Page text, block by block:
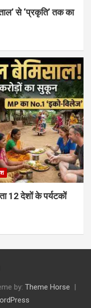
से ‘प्रकृति’ तक का
12 देशों के पर्यटकों
by: Theme Horse